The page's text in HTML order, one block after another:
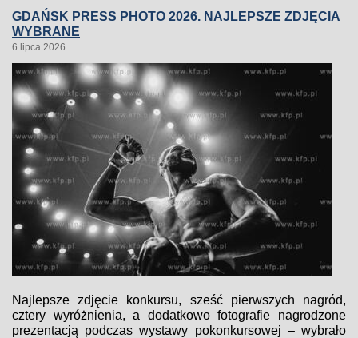
GDAŃSK PRESS PHOTO 2026. NAJLEPSZE ZDJĘCIA
WYBRANE
6 lipca 2026
Najlepsze zdjęcie konkursu, sześć pierwszych nagród,
cztery wyróżnienia, a dodatkowo fotografie nagrodzone
prezentacją podczas wystawy pokonkursowej – wybrało